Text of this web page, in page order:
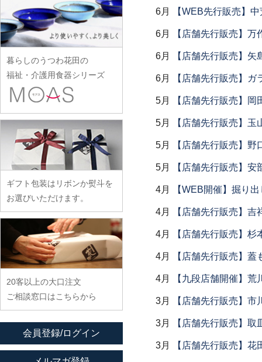
6月 【WEB先行販売】
6月 【店舗先行販売】万
6月 【店舗先行販売】
6月 【店舗先行販売】ガ
5月 【店舗先行販売】岡
5月 【店舗先行販売】
5月 【店舗先行販売】野
5月 【店舗先行販売】
4月 【WEB開催】掘り
4月 【店舗先行販売】吉
4月 【店舗先行販売】
4月 【店舗先行販売】蓋
4月 【九段店舗開催】荒
3月 【店舗先行販売】
3月 【店舗先行販売】取
3月 【店舗先行販売】
和泉良法
市川知也
伊藤聡信
伊藤孝英
井銅心平
稲村真耶
イム サエム
イレヤガラス
岩舘隆（浄法寺）
臼田けい子
海野裕
浦陽子
遠藤マサヒロ
大井寛史
大久保公太郎
大沢和義
大平新五
大前史
大和田友香
工藤和彦
熊谷峻
小泉敦信
こいずみみゆき
古賀雄二郎
小寺暁洋
小林巧征
小牧広平
近藤亮介
鈴木涼子
須谷窯
滴生舎
土井康治朗
土井宏友
陶房独歩炎
徳永遊心
富山孝一
土本訓寛・土本久美子
野口悦士
日高直子
ヒヅミ峠舎
樋山真弓
平岡正弘
平林秀幸
廣野俊彦
廣政毅
ふじい製作所
藤崎均
藤田永子
藤塚光男
ほたる窯
堀畑蘭
みずのみさ
光井威善
三留舞
宮岡麻衣子
宮崎孝彦
三輪周太郎
武曽健一
村田森
村田菜穂美
木工ヤマニ
森知恵子
森悠紀子
森下綾
Yu-ten
雪ノ浦裕一
吉岡将弐
吉田学
余宮隆
暮らしのうつわ花田の
福祉・介護用食器シリーズ
ギフト包装はリボンか熨斗を
お選びいただけます。
20客以上の大口注文
ご相談窓口はこちらから
会員登録/ログイン